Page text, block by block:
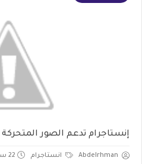
إنستاجرام تدعم الصور المتحركة GIF
Abdelrhman انستاجرام 22 سبتمبر 2018